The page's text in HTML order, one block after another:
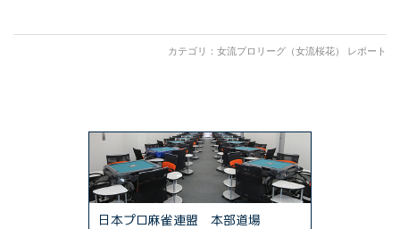
カテゴリ： 女流プロリーグ（女流桜花） レポート
日本プロ麻雀連盟 本部道場